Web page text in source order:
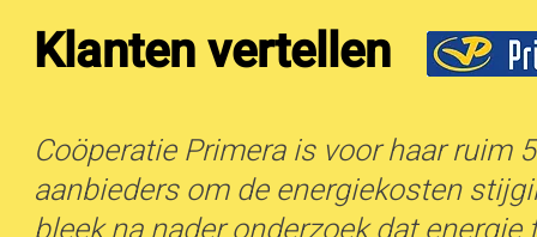
Klanten vertellen
Coöperatie Primera is voor haar ruim
aanbieders om de energiekosten